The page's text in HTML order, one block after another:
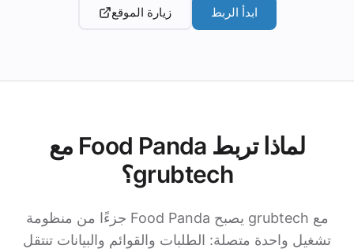
ابدأ الربط زيارة الموقع
لماذا تربط Food Panda مع
grubtech؟
مع grubtech يصبح Food Panda جزءًا من منظومة
تشغيل واحدة متصلة: الطلبات والقوائم والبيانات تنتقل